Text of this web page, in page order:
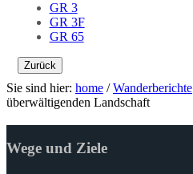
GR 3
GR 3F
GR 65
Zurück
Sie sind hier: home /Wanderberichte
überwältigenden Landschaft
Wege und Ziele